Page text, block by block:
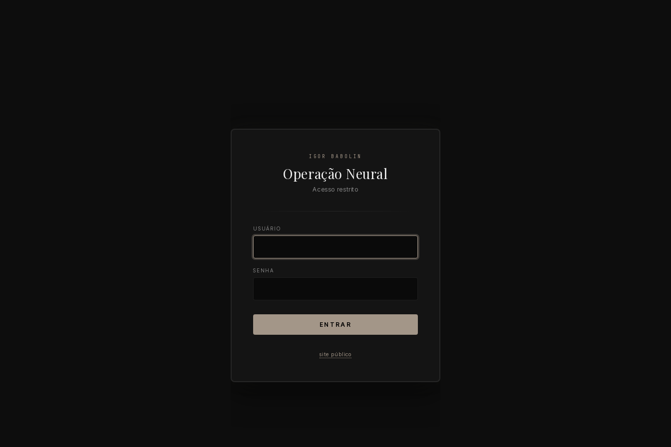
IGOR BABOLIN
Operação Neural
Acesso restrito
USUÁRIO
SENHA
ENTRAR
site público